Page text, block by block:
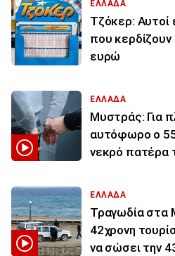
ΕΛΛΑΔΑ
Τζόκερ: Αυτοί
που
ευρώ
ΕΛΛΑΔΑ
Μυστράς: Για
αυτόφωρο ο
νεκρό πατέρα
ΕΛΛΑΔΑ
Τραγωδία στα
42χρονη
να σώσει την